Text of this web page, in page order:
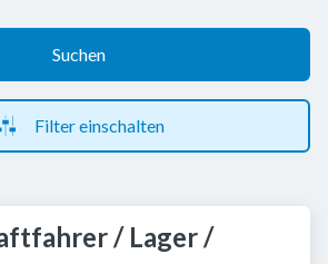
Suchen
Filter einschalten
/ Lager /